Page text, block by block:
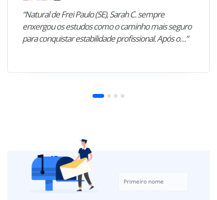
“Natural de Frei Paulo (SE), Sarah C. sempre
enxergou os estudos como o caminho mais seguro
para conquistar estabilidade profissional. Após o…”